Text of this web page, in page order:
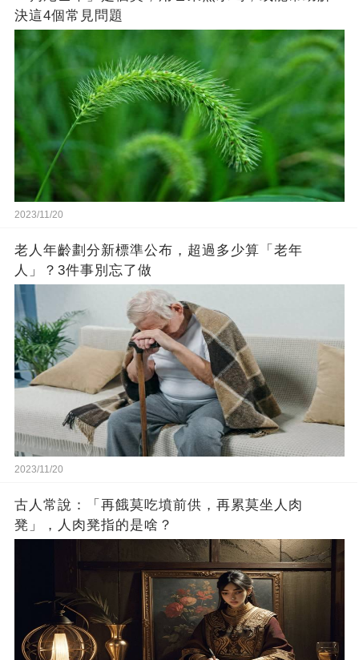
決這4個常見問題
2023/11/20
老人年齡劃分新標準公布，超過多少算「老年
人」？3件事別忘了做
2023/11/20
古人常說：「再餓莫吃墳前供，再累莫坐人肉
凳」，人肉凳指的是啥？